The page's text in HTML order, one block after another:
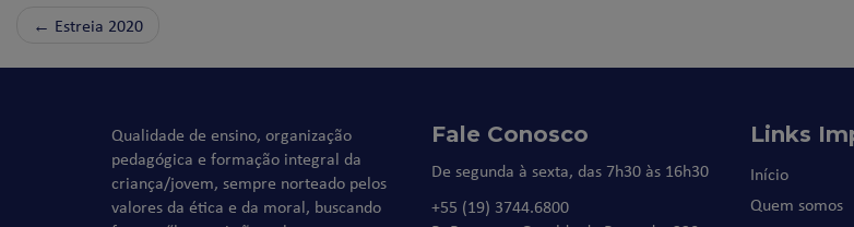
← Estreia 2020
Qualidade de ensino, organização
pedagógica e formação integral da
criança/jovem, sempre norteado pelos
valores da ética e da moral, buscando
Fale Conosco
De segunda à sexta, das 7h30 às 16h30
+55 (19) 3744.6800
Links
Início
Quem somos